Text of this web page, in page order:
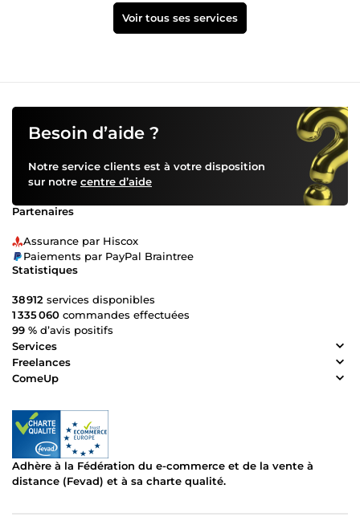
Voir tous ses services
Besoin d’aide ?
Notre service clients est à votre disposition
sur notre centre d’aide
Partenaires
Assurance par Hiscox
Paiements par PayPal Braintree
Statistiques
38 912 services disponibles
1 335 060 commandes effectuées
99 % d’avis positifs
Services
Freelances
ComeUp
Adhère à la Fédération du e-commerce et de la vente à
distance (Fevad) et à sa charte qualité.